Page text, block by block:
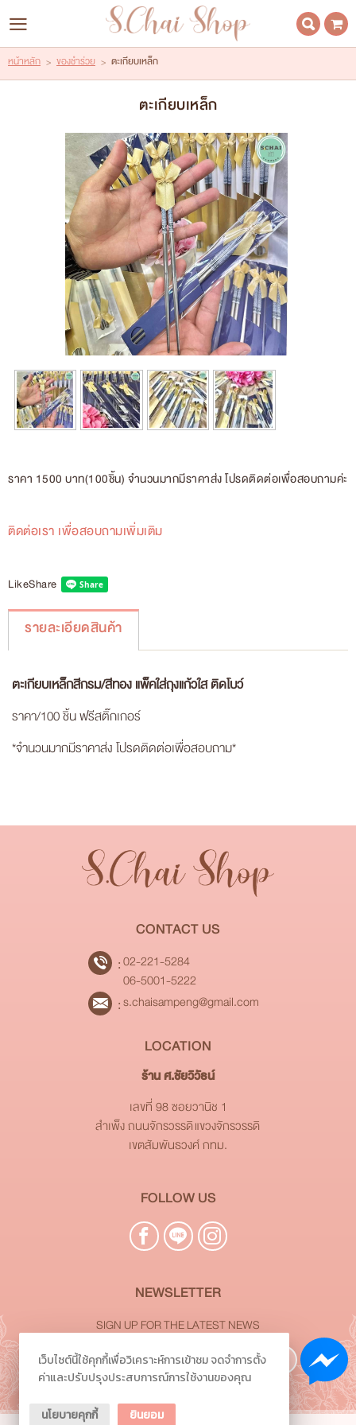
LOGIN
HOME | หน้าหลัก
ABOUT US | เกี่ยวกับเรา
CATALOG | สินค้า
CONTACT | ติดต่อเรา
IDEA | ไอเดีย
หน้าหลัก > ของชำร่วย > ตะเกียบเหล็ก
ตะเกียบเหล็ก
ราคา 1500 บาท(100ชิ้น) จำนวนมากมีราคาส่ง โปรดติดต่อเพื่อสอบถามค่ะ
ติดต่อเรา เพื่อสอบถามเพิ่มเติม
LikeShare
รายละเอียดสินค้า
ตะเกียบเหล็กสีกรม/สีทอง แพ็คใส่ถุงแก้วใส ติดโบว์
ราคา/100 ชิ้น ฟรีสติ๊กเกอร์
*จำนวนมากมีราคาส่ง โปรดติดต่อเพื่อสอบถาม*
CONTACT US
02-221-5284
06-5001-5222
s.chaisampeng@gmail.com
LOCATION
ร้าน ศ.ชัยวิวัธน์
เลขที่ 98 ซอยวานิช 1
สำเพ็ง ถนนจักรวรรดิ แขวงจักรวรรดิ
เขตสัมพันธวงศ์ กทม.
FOLLOW US
NEWSLETTER
SIGN UP FOR THE LATEST NEWS
Subscribe
เว็บไซต์นี้ใช้คุกกี้เพื่อวิเคราะห์การเข้าชม จดจำการตั้ง
ค่าและปรับปรุงประสบการณ์การใช้งานของคุณ
นโยบายคุกกี้ ยินยอม